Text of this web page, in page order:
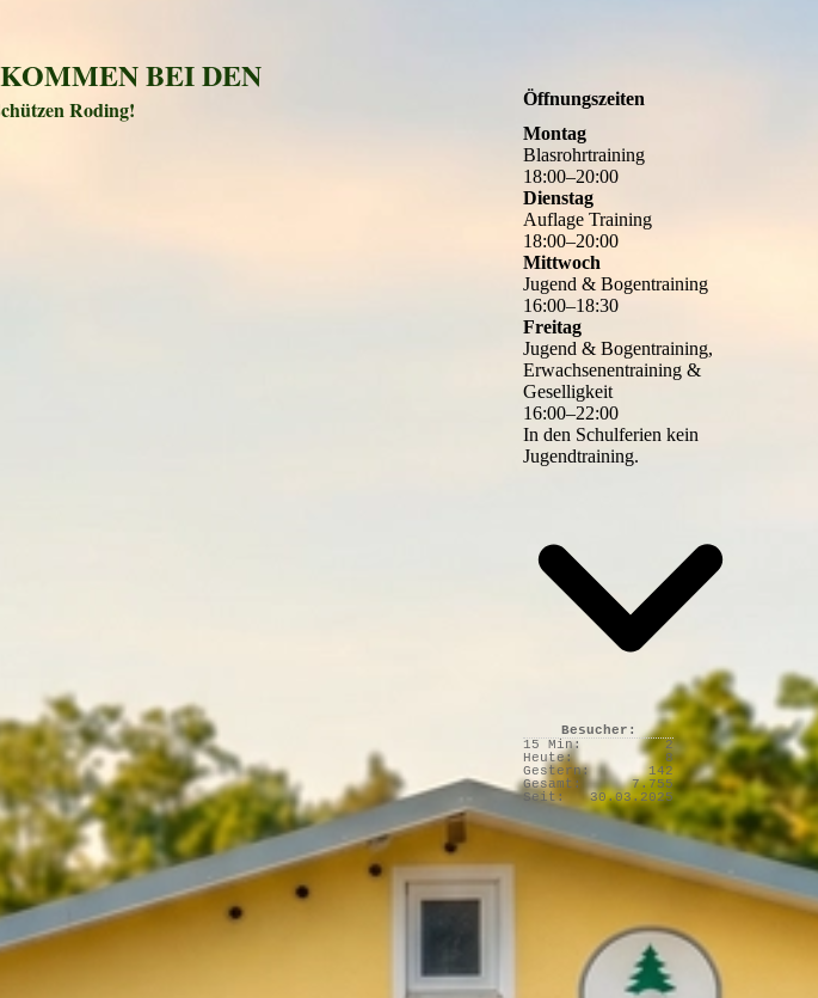
BEI DEN
Roding!
Öffnungszeiten
Montag
Blasrohrtraining
18:00–20:00
Dienstag
Auflage Training
18:00–20:00
Mittwoch
Jugend & Bogentraining
16:00–18:30
Freitag
Jugend & Bogentraining,
Erwachsenentraining &
Geselligkeit
16:00–22:00
In den Schulferien kein
Jugendtraining.